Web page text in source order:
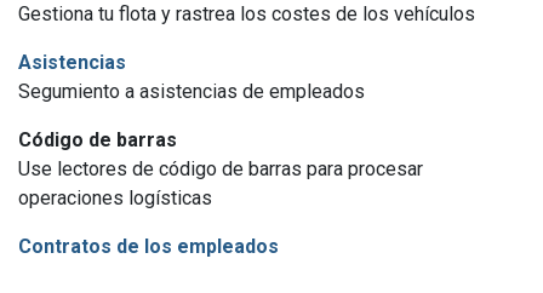
Gestiona tu flota y rastrea los costes de los vehículos
Asistencias
Segumiento a asistencias de empleados
Código de barras
Use lectores de código de barras para procesar
operaciones logísticas
Contratos de los empleados